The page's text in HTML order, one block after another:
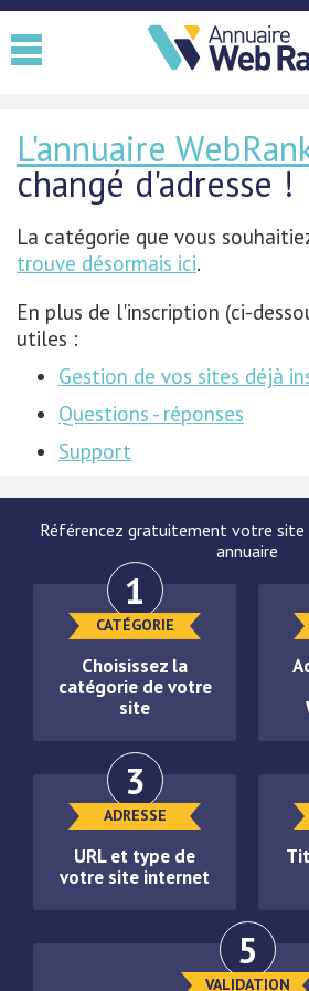
L'annuaire
changé d'adresse !
La catégorie que vous
trouve désormais ici.
En plus de l'inscription (ci-
utiles :
Gestion de vos sites déjà
Questions - réponses
Support
Référencez gratuitement votre
annuaire
1
CATÉGORIE
Choisissez la
catégorie de votre
site
3
ADRESSE
URL et type de
votre site internet
5
VALIDATION